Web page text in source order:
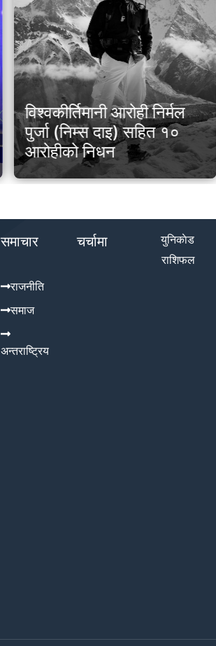
विश्वकीर्तिमानी आरोही निर्मल
पुर्जा (निम्स दाइ) सहित १०
आरोहीको निधन
समाचार
राजनीति
समाज
अन्तराष्ट्रिय
चर्चामा
युनिकाेड
राशिफल